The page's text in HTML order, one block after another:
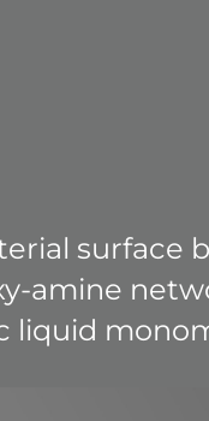
surface
amine
liquid